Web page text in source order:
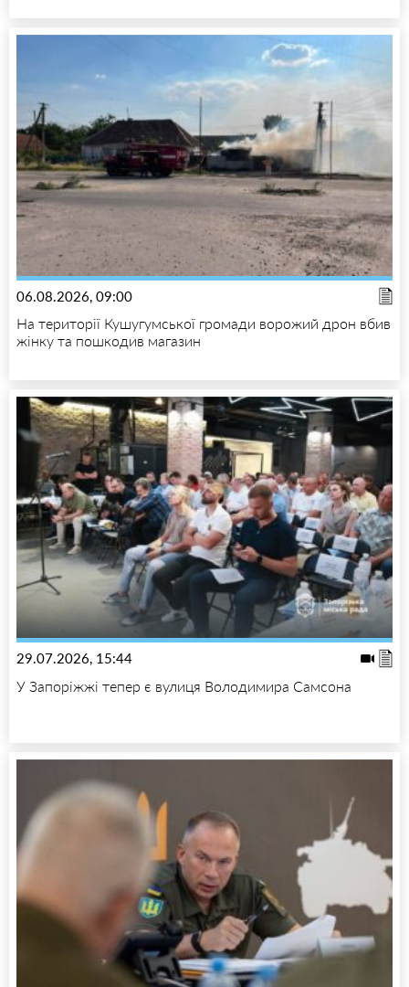
06.08.2026, 09:00
На території Кушугумської громади ворожий дрон вбив
жінку та пошкодив магазин
29.07.2026, 15:44
У Запоріжжі тепер є вулиця Володимира Самсона